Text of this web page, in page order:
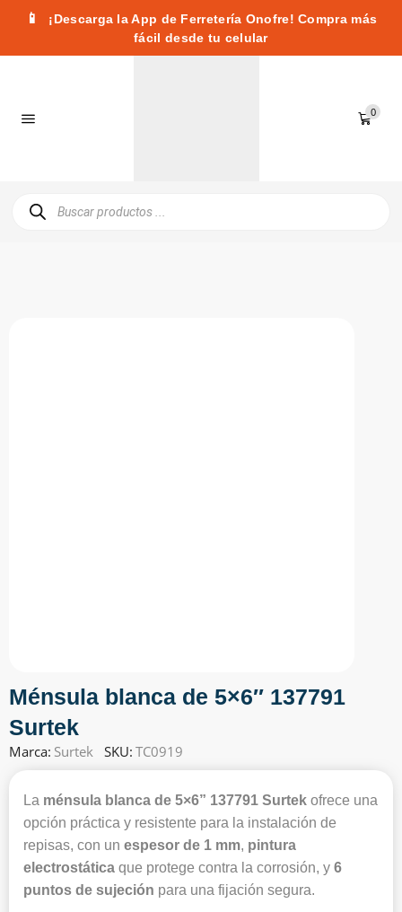
📱
¡Descarga la App de Ferretería Onofre! Compra más
fácil desde tu celular
0
Ménsula blanca de 5×6″ 137791
Surtek
Marca: Surtek SKU: TC0919
La ménsula blanca de 5×6” 137791 Surtek ofrece una
opción práctica y resistente para la instalación de
repisas, con un espesor de 1 mm, pintura
electrostática que protege contra la corrosión, y 6
puntos de sujeción para una fijación segura.